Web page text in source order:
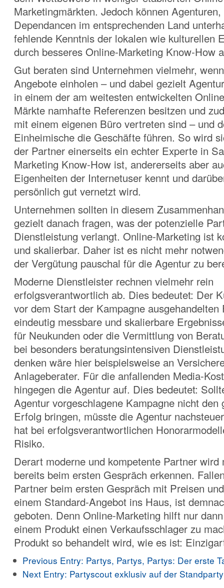
Marketingmärkten. Jedoch können
Dependancen im entsprechenden Land
fehlende Kenntnis der lokalen wie kulturellen
durch besseres Online-Marketing Know-How
Gut beraten sind Unternehmen vielmehr,
Angebote einholen – und dabei gezielt
in einem der am weitesten entwickelten
Märkte namhafte Referenzen besitzen und
mit einem eigenen Büro vertreten sind – und
Einheimische die Geschäfte führen. So wird
der Partner einerseits ein echter Experte in
Marketing Know-How ist, andererseits aber
Eigenheiten der Internetuser kennt und
persönlich gut vernetzt wird.
Unternehmen sollten in diesem
gezielt danach fragen, was der potenzielle
Dienstleistung verlangt. Online-Marketing ist
und skalierbar. Daher ist es nicht mehr
der Vergütung pauschal für die Agentur zu
Moderne Dienstleister rechnen vielmehr rein
erfolgsverantwortlich ab. Dies bedeutet: Der
vor dem Start der Kampagne
eindeutig messbare und skalierbare
für Neukunden oder die Vermittlung von
bei besonders beratungsintensiven
denken wäre hier beispielsweise an
Anlageberater. Für die anfallenden Media-
hingegen die Agentur auf. Dies bedeutet:
Agentur vorgeschlagene Kampagne nicht den
Erfolg bringen, müsste die Agentur
hat bei erfolgsverantwortlichen
Risiko.
Derart moderne und kompetente Partner wird
bereits beim ersten Gespräch erkennen.
Partner beim ersten Gespräch mit Preisen
einem Standard-Angebot ins Haus, ist
geboten. Denn Online-Marketing hilft nur
einem Produkt einen Verkaufsschlager zu
Produkt so behandelt wird, wie es ist:
Previous Entry: Partys, Partys, Partys: Der erste
Next Entry: Partyscout exklusiv auf der